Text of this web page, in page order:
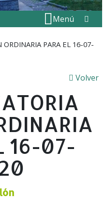
Menú
ORDINARIA PARA EL 16-07-
Volver
16-07-